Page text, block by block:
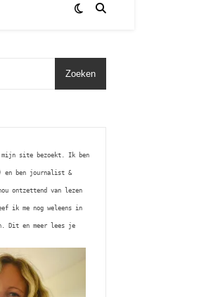
Zoeken
site bezoekt. Ik ben
en ben journalist &
ontzettend van lezen
ik me nog weleens in
Dit en meer lees je